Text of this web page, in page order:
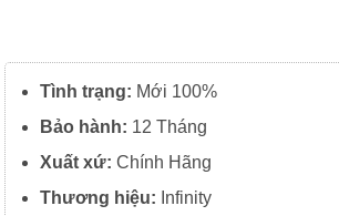
Tình trạng: Mới 100%
Bảo hành: 12 Tháng
Xuất xứ: Chính Hãng
Thương hiệu: Infinity